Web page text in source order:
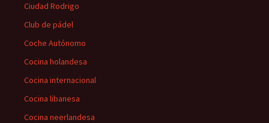
Ciudad Rodrigo
Club de pádel
Coche Autónomo
Cocina holandesa
Cocina internacional
Cocina libanesa
Cocina neerlandesa